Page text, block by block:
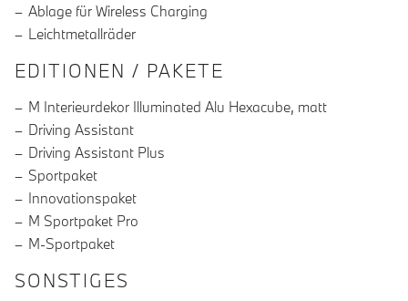
Ablage für Wireless Charging
Leichtmetallräder
EDITIONEN / PAKETE
M Interieurdekor Illuminated Alu Hexacube, matt
Driving Assistant
Driving Assistant Plus
Sportpaket
Innovationspaket
M Sportpaket Pro
M-Sportpaket
SONSTIGES